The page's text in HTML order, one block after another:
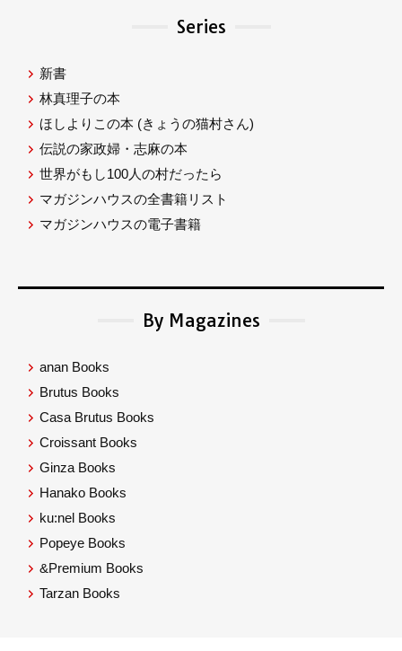
Series
新書
林真理子の本
ほしよりこの本 (きょうの猫村さん)
伝説の家政婦・志麻の本
世界がもし100人の村だったら
マガジンハウスの全書籍リスト
マガジンハウスの電子書籍
By Magazines
anan Books
Brutus Books
Casa Brutus Books
Croissant Books
Ginza Books
Hanako Books
ku:nel Books
Popeye Books
&Premium Books
Tarzan Books